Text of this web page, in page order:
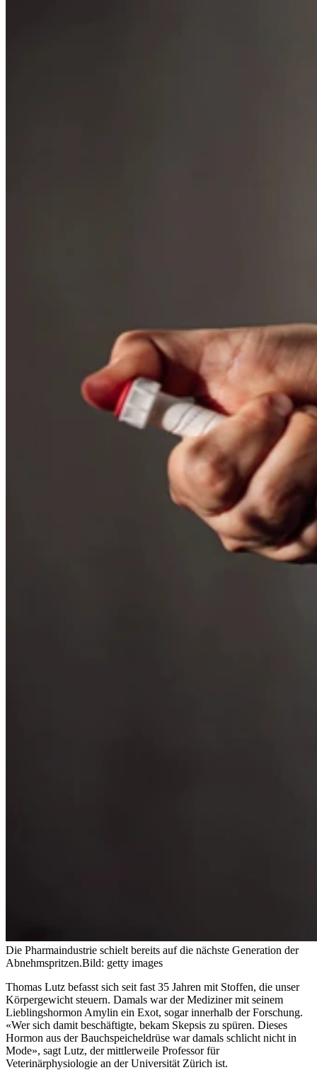
Die Pharmaindustrie schielt bereits auf die nächste Generation der
Abnehmspritzen.Bild: getty images
Thomas Lutz befasst sich seit fast 35 Jahren mit Stoffen, die unser
Körpergewicht steuern. Damals war der Mediziner mit seinem
Lieblingshormon Amylin ein Exot, sogar innerhalb der Forschung.
«Wer sich damit beschäftigte, bekam Skepsis zu spüren. Dieses
Hormon aus der Bauchspeicheldrüse war damals schlicht nicht in
Mode», sagt Lutz, der mittlerweile Professor für
Veterinärphysiologie an der Universität Zürich ist.